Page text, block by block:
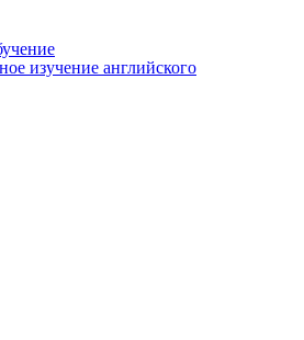
изучение английского